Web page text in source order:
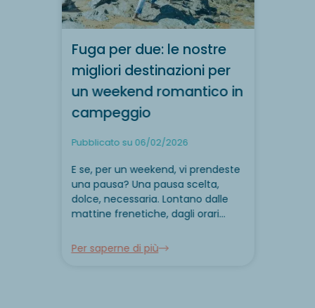
Fuga per due: le nostre
migliori destinazioni per
un weekend romantico in
campeggio
Pubblicato su 06/02/2026
E se, per un weekend, vi prendeste
una pausa? Una pausa scelta,
dolce, necessaria. Lontano dalle
mattine frenetiche, dagli orari
Per saperne di più